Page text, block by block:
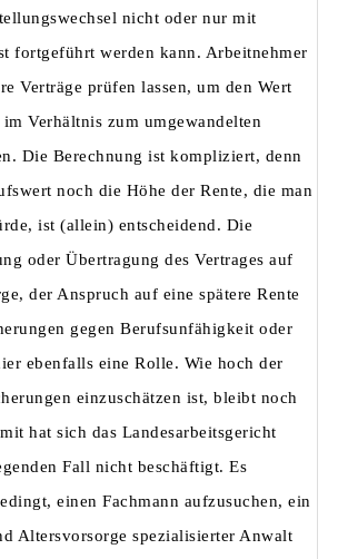
nicht oder nur mit
fortgeführt werden kann. Arbeitnehmer
Verträge prüfen lassen, um den Wert
Verhältnis zum umgewandelten
Die Berechnung ist kompliziert, denn
noch die Höhe der Rente, die man
ist (allein) entscheidend. Die
oder Übertragung des Vertrages auf
der Anspruch auf eine spätere Rente
gegen Berufsunfähigkeit oder
ebenfalls eine Rolle. Wie hoch der
einzuschätzen ist, bleibt noch
hat sich das Landesarbeitsgericht
Fall nicht beschäftigt. Es
einen Fachmann aufzusuchen, ein
Altersvorsorge spezialisierter Anwalt